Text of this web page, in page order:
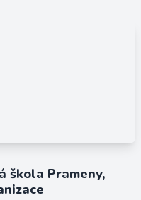
škola Prameny,